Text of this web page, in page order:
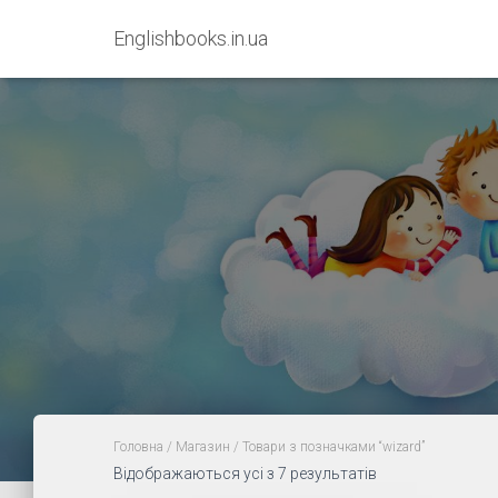
Englishbooks.in.ua
Головна / Магазин / Товари з позначками “wizard”
Відображаються усі з 7 результатів